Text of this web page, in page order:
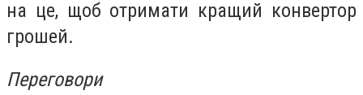
на це, щоб отримати кращий конвертор
грошей.
Переговори